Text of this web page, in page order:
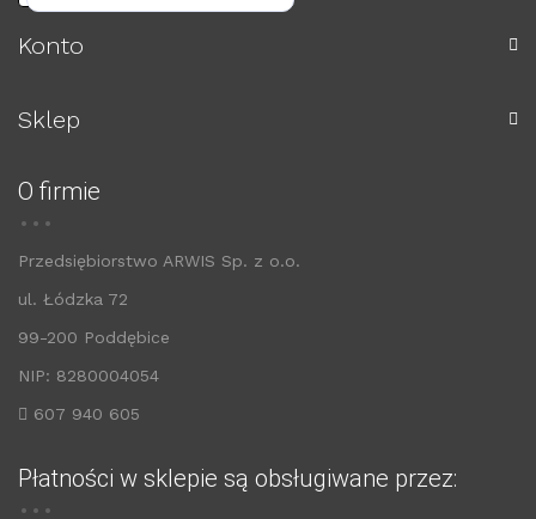
Konto
Sklep
O firmie
Przedsiębiorstwo ARWIS Sp. z o.o.
ul. Łódzka 72
99-200 Poddębice
NIP: 8280004054
607 940 605
Płatności w sklepie są obsługiwane przez: